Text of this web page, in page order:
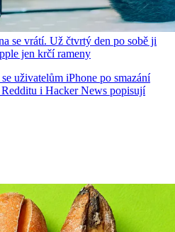
se vrátí. Už čtvrtý den po sobě ji
jen krčí rameny
uživatelům iPhone po smazání
i Hacker News popisují